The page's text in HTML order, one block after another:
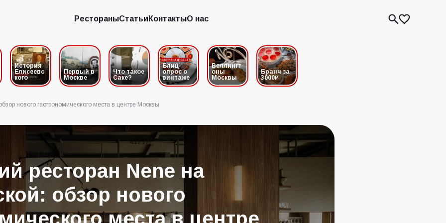
РестораныСтатьи КонтактыО нас
РестораныСтатьиКонтактыО нас
История
Елисеевс
кого
Первый в
Москве
Что такое
Саке?
Блиц-
опрос о
винтаже
Веллингт
оны
Москвы
Бранч за
3000₽
нового гастрономического места в центре Москвы
ресторан Nene на
обзор нового
места в центре